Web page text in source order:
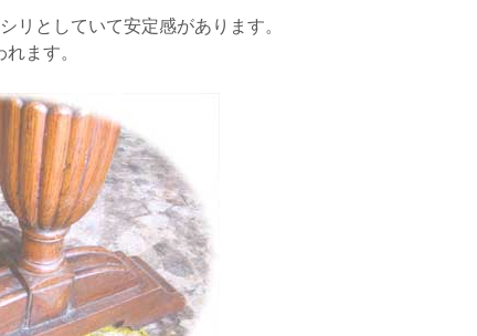
リとしていて安定感があります。
ます。